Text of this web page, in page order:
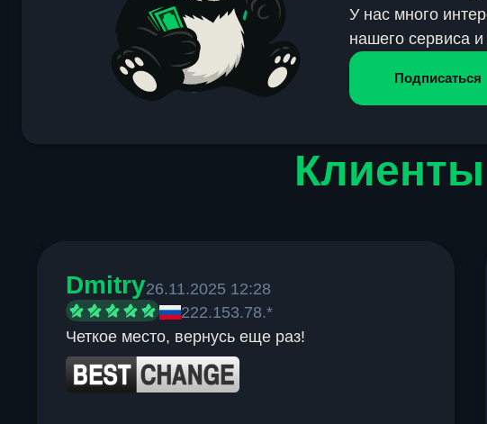
У нас много
нашего сервиса
Подписаться
Dmitry26.11.2025 12:28
222.153.78.*
Четкое место, вернусь еще раз!